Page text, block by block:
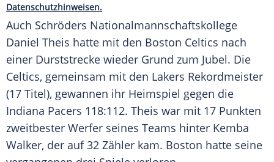
Datenschutzhinweisen.
Auch Schröders Nationalmannschaftskollege
Daniel Theis hatte mit den Boston Celtics nach
einer Durststrecke wieder Grund zum Jubel. Die
Celtics, gemeinsam mit den Lakers Rekordmeister
(17 Titel), gewannen ihr Heimspiel gegen die
Indiana Pacers 118:112. Theis war mit 17 Punkten
zweitbester Werfer seines Teams hinter Kemba
Walker, der auf 32 Zähler kam. Boston hatte seine